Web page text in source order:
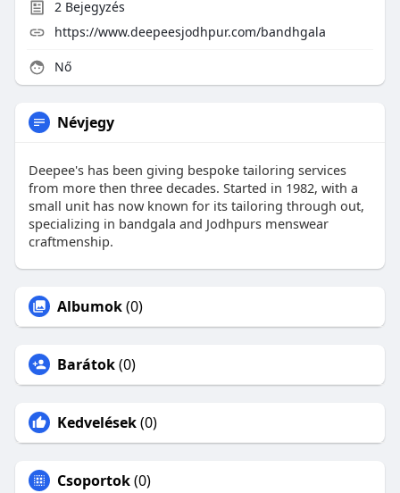
2Bejegyzés
https://www.deepeesjodhpur.com/bandhgala
Nő
Névjegy
Deepee's has been giving bespoke tailoring services
from more then three decades. Started in 1982, with a
small unit has now known for its tailoring through out,
specializing in bandgala and Jodhpurs menswear
craftmenship.
Albumok(0)
Barátok(0)
Kedvelések(0)
Csoportok(0)